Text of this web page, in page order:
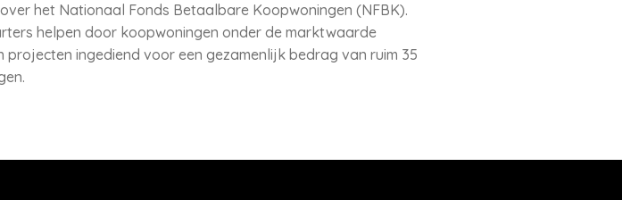
het Nationaal Fonds Betaalbare Koopwoningen (NFBK).
helpen door koopwoningen onder de marktwaarde
ingediend voor een gezamenlijk bedrag van ruim 35